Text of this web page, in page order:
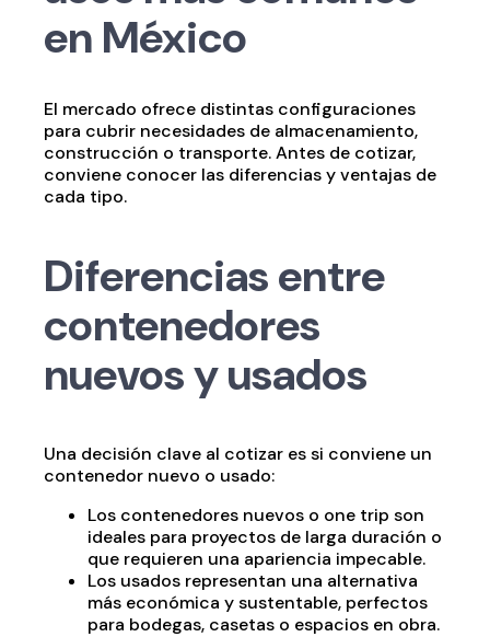
en México
El mercado ofrece distintas configuraciones
para cubrir necesidades de almacenamiento,
construcción o transporte. Antes de cotizar,
conviene conocer las diferencias y ventajas de
cada tipo.
Diferencias entre
contenedores
nuevos y usados
Una decisión clave al cotizar es si conviene un
contenedor nuevo o usado:
Los contenedores nuevos o one trip son
ideales para proyectos de larga duración o
que requieren una apariencia impecable.
Los usados representan una alternativa
más económica y sustentable, perfectos
para bodegas, casetas o espacios en obra.